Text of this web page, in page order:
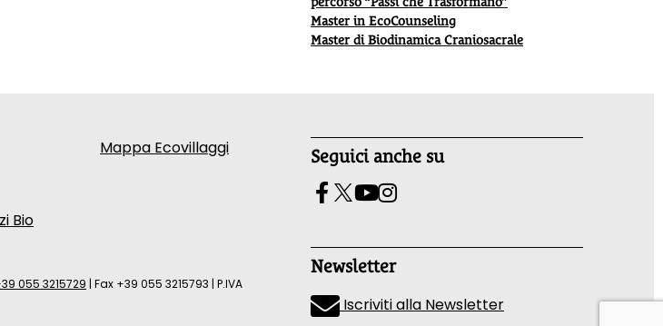
Master in EcoCounseling
Master di Biodinamica Craniosacrale
Bio
Mappa Ecovillaggi Seguici anche su
Newsletter
Iscriviti alla Newsletter
055 3215729 | Fax +39 055 3215793 | P.IVA